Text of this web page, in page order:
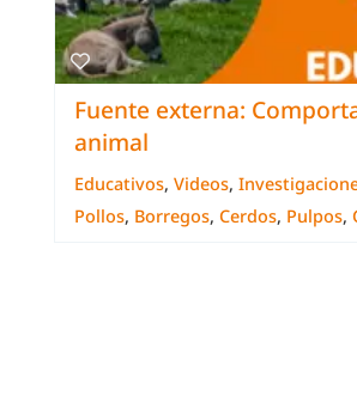
Fuente externa:
animal
Educativos, Videos,
Pollos, Borregos, Cerdos, Pulpos,